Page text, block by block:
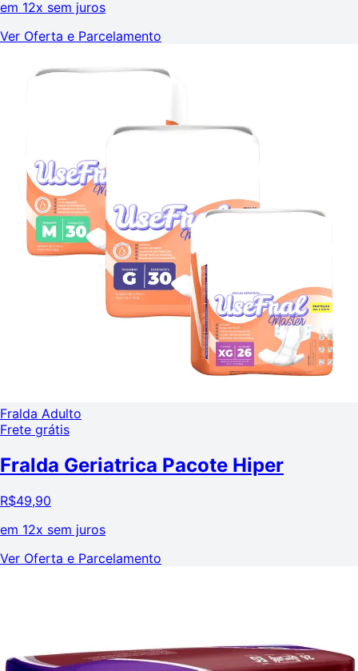
em 12x sem juros
Ver Oferta e Parcelamento
Fralda Adulto
Frete grátis
Fralda Geriatrica Pacote Hiper
R$49,90
em 12x sem juros
Ver Oferta e Parcelamento